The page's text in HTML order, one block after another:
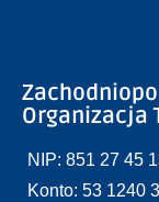
Organizacja
NIP: 851 27 45
Konto: 53 1240